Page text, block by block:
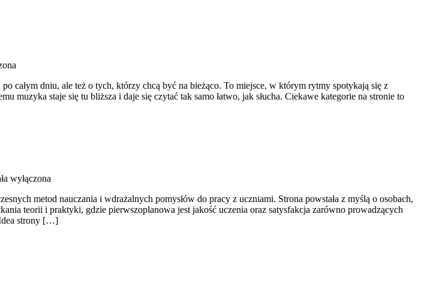
całym dniu, ale też o tych, którzy chcą być na bieżąco. To miejsce, w którym rytmy spotykają się z
muzyka staje się tu bliższa i daje się czytać tak samo łatwo, jak słucha. Ciekawe kategorie na stronie to
wyłączona
metod nauczania i wdrażalnych pomysłów do pracy z uczniami. Strona powstała z myślą o osobach,
teorii i praktyki, gdzie pierwszoplanowa jest jakość uczenia oraz satysfakcja zarówno prowadzących
strony […]